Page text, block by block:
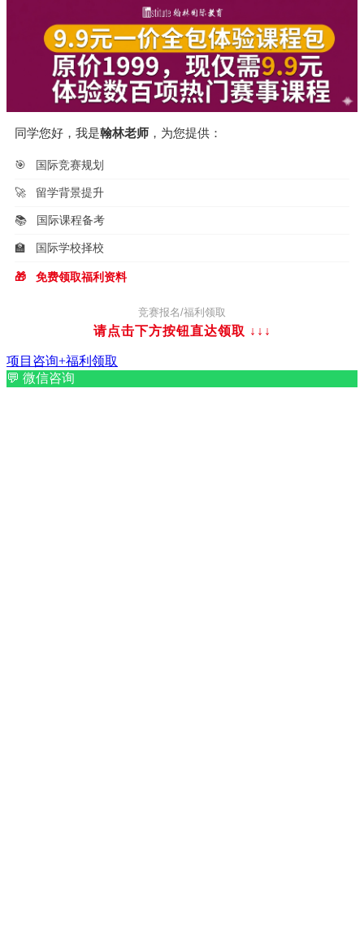
同学您好，我是翰林老师 ，为您提供：
🎯 国际竞赛规划
🚀 留学背景提升
📚 国际课程备考
🏫 国际学校择校
🎁 免费领取福利资料
竞赛报名/福利领取
请点击下方按钮直达领取 ↓↓↓
项目咨询+福利领取
💬 微信咨询